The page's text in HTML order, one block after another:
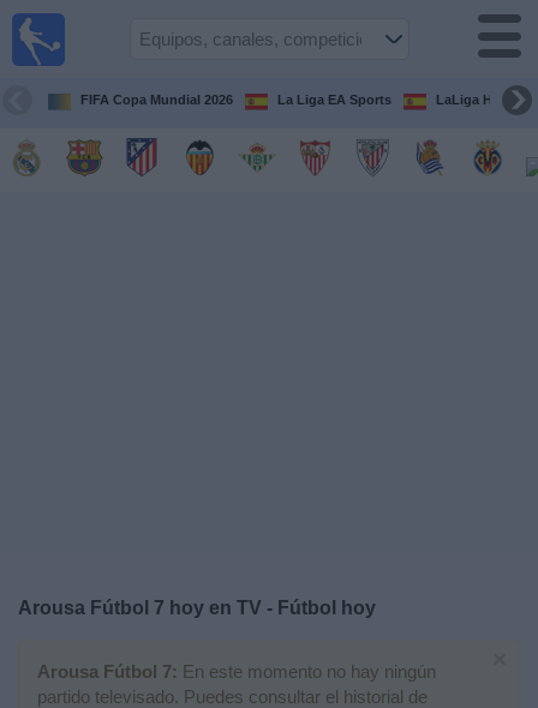
FIFA Copa Mundial 2026 La Liga EA Sports LaLiga
Arousa Fútbol 7 hoy en TV - Fútbol hoy
Arousa Fútbol 7: En este momento no hay ningún
partido televisado. Puedes consultar el historial de
Guía de
Televisados
Noticias
Widget